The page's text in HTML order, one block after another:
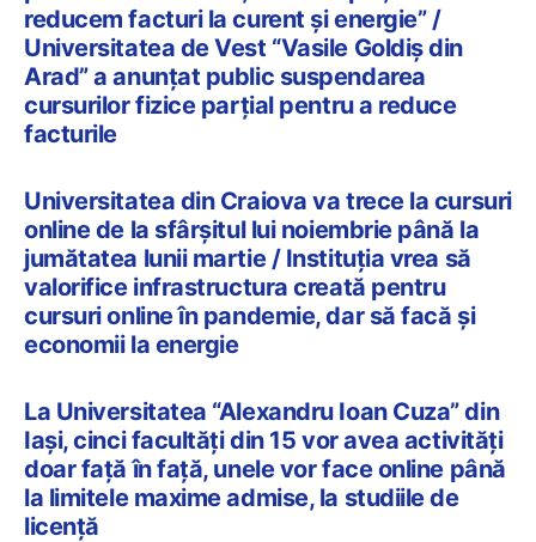
reducem facturi la curent și energie” /
Universitatea de Vest “Vasile Goldiș din
Arad” a anunțat public suspendarea
cursurilor fizice parțial pentru a reduce
facturile
Universitatea din Craiova va trece la cursuri
online de la sfârșitul lui noiembrie până la
jumătatea lunii martie / Instituția vrea să
valorifice infrastructura creată pentru
cursuri online în pandemie, dar să facă și
economii la energie
La Universitatea “Alexandru Ioan Cuza” din
Iași, cinci facultăți din 15 vor avea activități
doar față în față, unele vor face online până
la limitele maxime admise, la studiile de
licență